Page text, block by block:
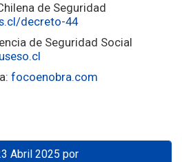
de Seguridad
decreto-44
de Seguridad Social
focoenobra.com
Abril 2025 por